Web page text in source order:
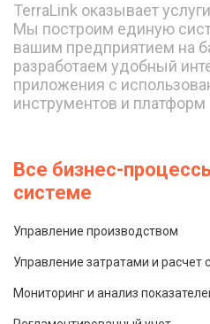
TerraLink оказывает
Мы построим единую
вашим предприятием на
разработаем удобный
приложения с
инструментов и платформ
Все бизнес-
системе
Управление производством
Управление затратами и расчет
Мониторинг и анализ